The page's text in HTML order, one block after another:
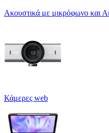
Ακουστικά με μικρόφωνο και
Κάμερες web